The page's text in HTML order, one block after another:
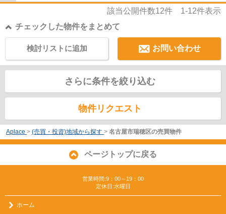
該当公開件数12件 1-12件表示
チェックした物件をまとめて
お問い合わせ
検討リストに追加
さらに条件を絞り込む
物件リクエスト
Aplace > (売買・投資)地域から探す > 名古屋市瑞穂区の売買物件
ページトップに戻る
営業時間:9：00～19：00
定休日:水曜日
ホーム